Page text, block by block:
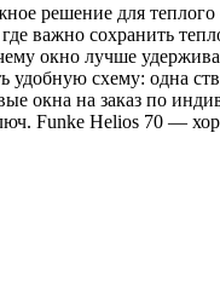
решение для
важно сохранить
окно лучше
удобную схему: одна
окна на заказ по
Funke Helios 70 —